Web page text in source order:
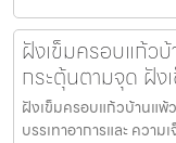
ฝังเข็มครอบแก้ว
กระตุ้นตามจุด ฝัง
ฝังเข็มครอบแก้วบ้านแพ้
บรรเทาอาการและ ควา